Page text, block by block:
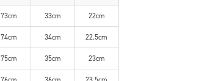
73cm 33cm 22cm
74cm 34cm 22.5cm
75cm 35cm 23cm